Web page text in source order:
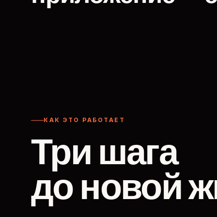
КАК ЭТО РАБОТАЕТ
Три шага
до новой